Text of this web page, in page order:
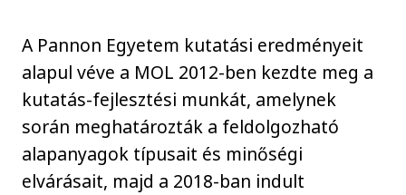
A Pannon Egyetem kutatási eredményeit
alapul véve a MOL 2012-ben kezdte meg a
kutatás-fejlesztési munkát, amelynek
során meghatározták a feldolgozható
alapanyagok típusait és minőségi
elvárásait, majd a 2018-ban indult